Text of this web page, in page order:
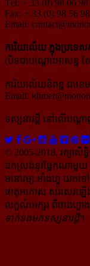
Tél: + 33 (0) 98 06 98
Fax: + 33 (0) 98 56
Email:
ការិយាល័យ ក្នុង​ប្រទេស​ក
(បិទជាបណ្ដោះអាសន្ន
ការិយាល័យនិពន្ធ ជាខេ
Email:
ទស្សនាវដ្ដី​ នៅលើបណ្ដ
© 2005-2018, រក្សាសិ
ដក​ស្រង់​នូវ​ផ្នែក​ណា​មួយ​
មនោរម្យ.អាំងហ្វូ យក​ទៅ​​
ធាតុអាកាស សរសេរ​ឡ
លក្ខណ៍​អក្សរ​ ពី​ចាងហ្វាង​
ទាក់​ទង​មក​ទស្សនាវដ្ដី។